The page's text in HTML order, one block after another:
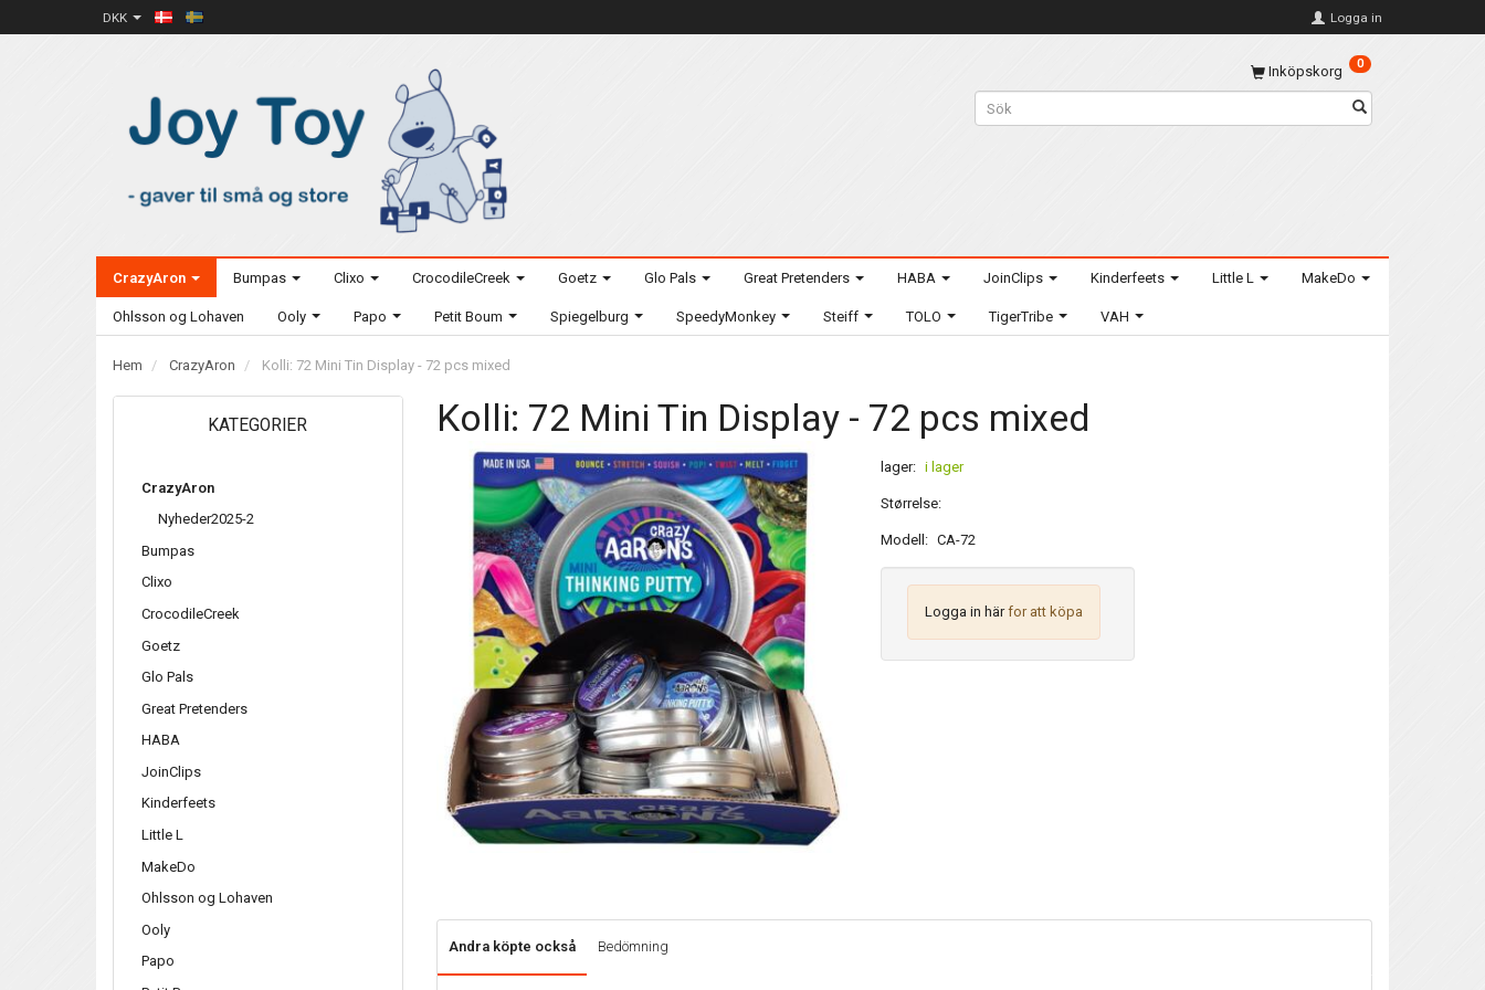
DKK Logga in
Inköpskorg 0
CrazyAron Bumpas Clixo CrocodileCreek Goetz Glo Pals Great Pretenders HABA JoinClips Kinderfeets Little L MakeDo
Ohlsson og Lohaven Ooly Papo Petit Boum Spiegelburg SpeedyMonkey Steiff TOLO TigerTribe VAH
Hem CrazyAron Kolli: 72 Mini Tin Display - 72 pcs mixed
KATEGORIER
CrazyAron
Nyheder2025-2
Bumpas
Clixo
CrocodileCreek
Goetz
Glo Pals
Great Pretenders
HABA
JoinClips
Kinderfeets
Little L
MakeDo
Ohlsson og Lohaven
Ooly
Papo
Kolli: 72 Mini Tin Display - 72 pcs mixed
lager: i lager
Størrelse:
Modell: CA-72
Logga in härfor att köpa
Andra köpte också Bedömning